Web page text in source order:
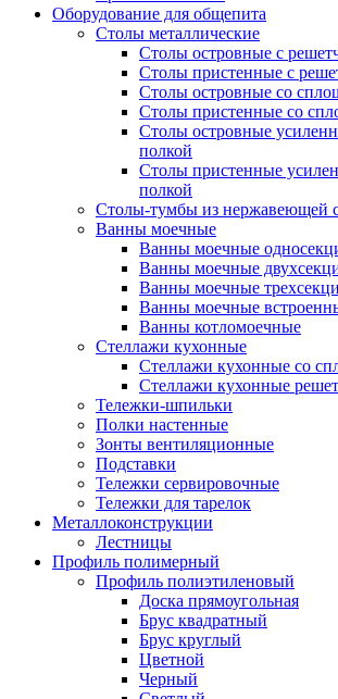
Оборудование для общепита
Столы металлические
Столы островные с
Столы пристенные с
Столы островные со
Столы пристенные со
Столы островные
полкой
Столы пристенные
полкой
Столы-тумбы из нержавеющей
Ванны моечные
Ванны моечные
Ванны моечные
Ванны моечные
Ванны моечные
Ванны котломоечные
Стеллажи кухонные
Стеллажи кухонные со
Стеллажи кухонные
Тележки-шпильки
Полки настенные
Зонты вентиляционные
Подставки
Тележки сервировочные
Тележки для тарелок
Металлоконструкции
Лестницы
Профиль полимерный
Профиль полиэтиленовый
Доска прямоугольная
Брус квадратный
Брус круглый
Цветной
Черный